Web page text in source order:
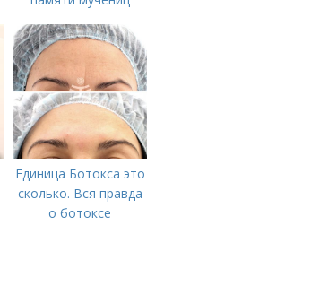
Любови и матери их
Софии 30 сентября
2022 года
Единица Ботокса это
сколько. Вся правда
о ботоксе